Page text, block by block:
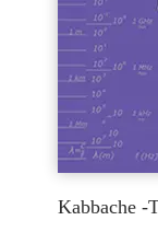
Kabbache -